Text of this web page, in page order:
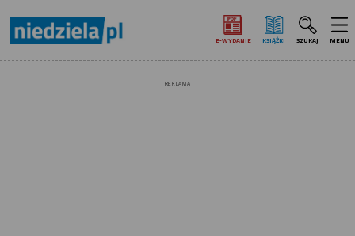
E‑WYDANIE KSIĄŻKI SZUKAJ MENU
REKLAMA